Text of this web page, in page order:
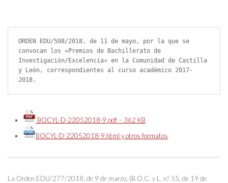
ORDEN EDU/508/2018, de 11 de mayo, por la que se
convocan los «Premios de Bachillerato de
Investigación/Excelencia» en la Comunidad de Castilla
y León, correspondientes al curso académico 2017-
2018.
BOCYL-D-22052018-9.pdf – 362 KB
BOCYL-D-22052018-9.html y otros formatos
La Orden EDU/277/2018, de 9 de marzo, (B.O.C. y L. n.º 55, de 19 de